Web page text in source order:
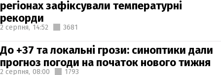
регіонах зафіксували температурні
рекорди
2 серпня, 14:52 3681
До +37 та локальні грози: синоптики дали
прогноз погоди на початок нового тижня
2 серпня, 08:00 1793